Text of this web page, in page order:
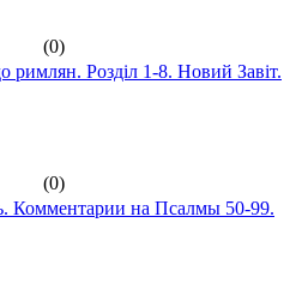
(0)
римлян. Розділ 1-8. Новий Завіт.
(0)
Комментарии на Псалмы 50-99.